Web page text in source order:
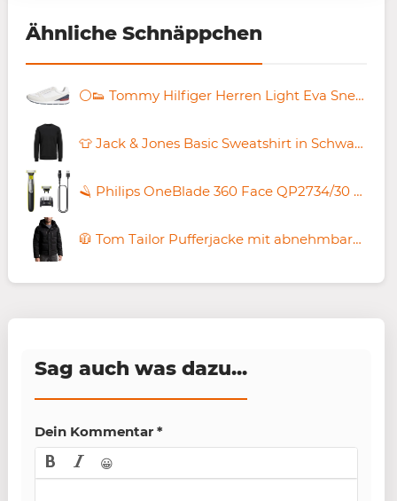
Ähnliche Schnäppchen
⚪️👟 Tommy Hilfiger Herren Light Eva Sneaker ab 47,66€ (statt 70€)
👕 Jack & Jones Basic Sweatshirt in Schwarz ab 12,99€ (statt 23€)
🪒 Philips OneBlade 360 Face QP2734/30 Rasierer für 37,99€ (statt 45€)
🧥 Tom Tailor Pufferjacke mit abnehmbarer Kapuze für 44,99€ (statt 82€)
Sag auch was dazu...
Dein Kommentar *
😀